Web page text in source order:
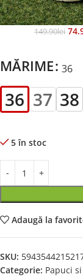
149.90Lei
MĂRIME 36
36 37 38
5 în stoc
Adaugă la
SKU:
Categorie: Papuci